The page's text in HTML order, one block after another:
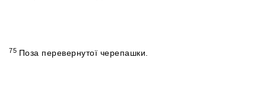
75 Поза перевернутої черепашки.